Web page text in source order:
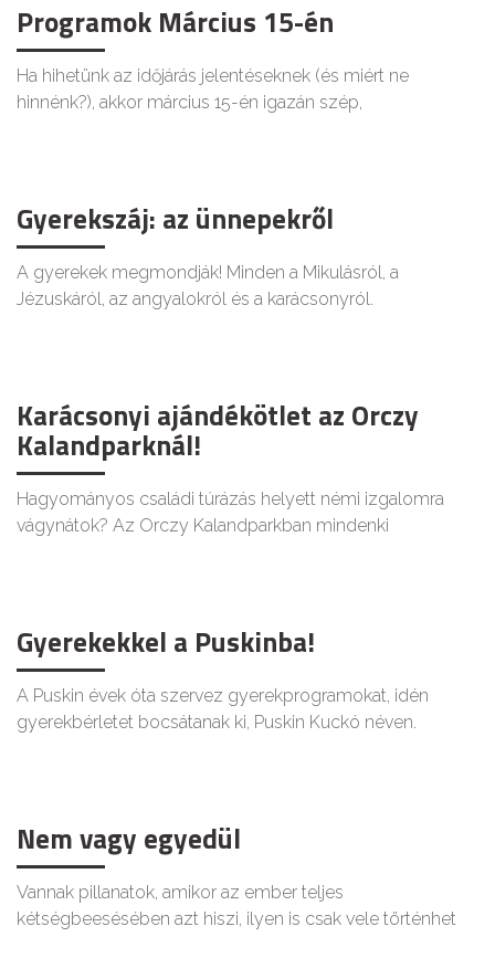
Programok Március 15-én
Ha hihetünk az időjárás jelentéseknek (és miért ne
hinnénk?), akkor március 15-én igazán szép,
Gyerekszáj: az ünnepekről
A gyerekek megmondják! Minden a Mikulásról, a
Jézuskáról, az angyalokról és a karácsonyról.
Karácsonyi ajándékötlet az Orczy
Kalandparknál!
Hagyományos családi túrázás helyett némi izgalomra
vágynátok? Az Orczy Kalandparkban mindenki
Gyerekekkel a Puskinba!
A Puskin évek óta szervez gyerekprogramokat, idén
gyerekbérletet bocsátanak ki, Puskin Kuckó néven.
Nem vagy egyedül
Vannak pillanatok, amikor az ember teljes
kétségbeesésében azt hiszi, ilyen is csak vele történhet